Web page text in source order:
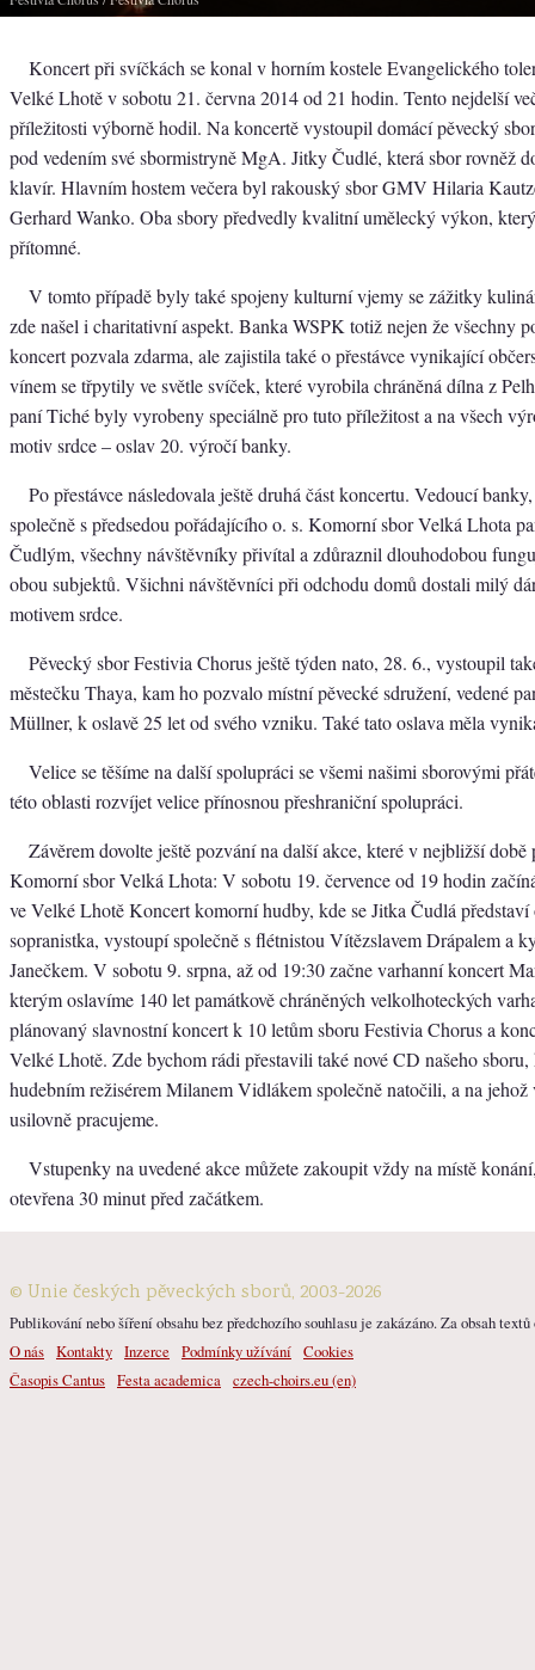
Koncert při svíčkách se konal v horním kostele Evangelického
Velké Lhotě v sobotu 21. června 2014 od 21 hodin. Tento nejdelší
příležitosti výborně hodil. Na koncertě vystoupil domácí pěvecký
pod vedením své sbormistryně MgA. Jitky Čudlé, která sbor rovněž
klavír. Hlavním hostem večera byl rakouský sbor GMV Hilaria
Gerhard Wanko. Oba sbory předvedly kvalitní umělecký výkon,
přítomné.
V tomto případě byly také spojeny kulturní vjemy se zážitky
zde našel i charitativní aspekt. Banka WSPK totiž nejen že všechny
koncert pozvala zdarma, ale zajistila také o přestávce vynikající
vínem se třpytily ve světle svíček, které vyrobila chráněná dílna z
paní Tiché byly vyrobeny speciálně pro tuto příležitost a na všech
motiv srdce – oslav 20. výročí banky.
Po přestávce následovala ještě druhá část koncertu. Vedoucí
společně s předsedou pořádajícího o. s. Komorní sbor Velká Lhota
Čudlým, všechny návštěvníky přivítal a zdůraznil dlouhodobou
obou subjektů. Všichni návštěvníci při odchodu domů dostali milý
motivem srdce.
Pěvecký sbor Festivia Chorus ještě týden nato, 28. 6., vystoupil
městečku Thaya, kam ho pozvalo místní pěvecké sdružení, vedené
Müllner, k oslavě 25 let od svého vzniku. Také tato oslava měla
Velice se těšíme na další spolupráci se všemi našimi sborovými
této oblasti rozvíjet velice přínosnou přeshraniční spolupráci.
Závěrem dovolte ještě pozvání na další akce, které v nejbližší době
Komorní sbor Velká Lhota: V sobotu 19. července od 19 hodin
ve Velké Lhotě Koncert komorní hudby, kde se Jitka Čudlá představí
sopranistka, vystoupí společně s flétnistou Vítězslavem Drápalem a
Janečkem. V sobotu 9. srpna, až od 19:30 začne varhanní koncert
kterým oslavíme 140 let památkově chráněných velkolhoteckých
plánovaný slavnostní koncert k 10 letům sboru Festivia Chorus a
Velké Lhotě. Zde bychom rádi přestavili také nové CD našeho sboru,
hudebním režisérem Milanem Vidlákem společně natočili, a na
usilovně pracujeme.
Vstupenky na uvedené akce můžete zakoupit vždy na místě
otevřena 30 minut před začátkem.
© Unie českých pěveckých sborů, 2003-2026
Publikování nebo šíření obsahu bez předchozího souhlasu je zakázáno. Za obsah
O nás Kontakty Inzerce Podmínky užívání Cookies
Časopis Cantus Festa academica czech-choirs.eu (en)